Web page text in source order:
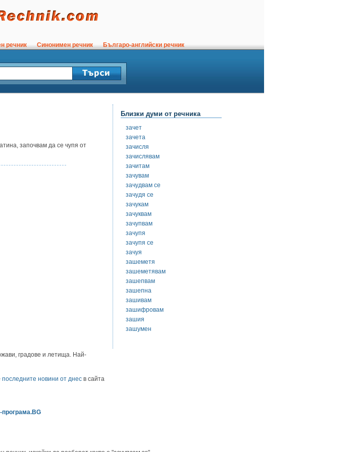
речник Синонимен речник Българо-английски речник
започвам да се чупя от
градове и летища. Най-
последните новини от днес в сайта
програма.BG
Близки думи от речника
зачет
зачета
зачисля
зачислявам
зачитам
зачувам
зачудвам се
зачудя се
зачукам
зачуквам
зачупвам
зачупя
зачупя се
зачуя
зашеметя
зашеметявам
зашепвам
зашепна
зашивам
зашифровам
зашия
зашумен